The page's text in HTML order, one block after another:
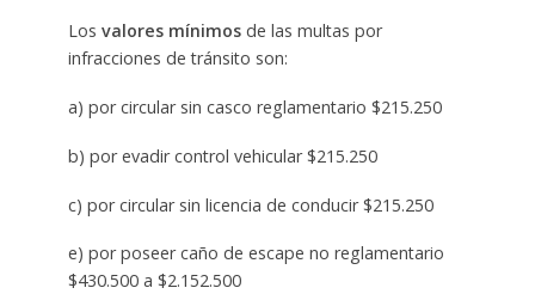
Los valores mínimosde las multas por
infracciones de tránsito son:
a) por circular sin casco reglamentario $215.250
b) por evadir control vehicular $215.250
c) por circular sin licencia de conducir $215.250
e) por poseer caño de escape no reglamentario
$430.500 a $2.152.500